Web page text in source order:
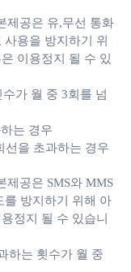
제공은 유,무선 통화
용을 방지하기 위
이용정지 될 수 있
가 월 중 3회를 넘
는 경우
선을 초과하는 경우
제공은 SMS와 MMS
를 방지하기 위해 아
정지 될 수 있습니
하는 횟수가 월 중